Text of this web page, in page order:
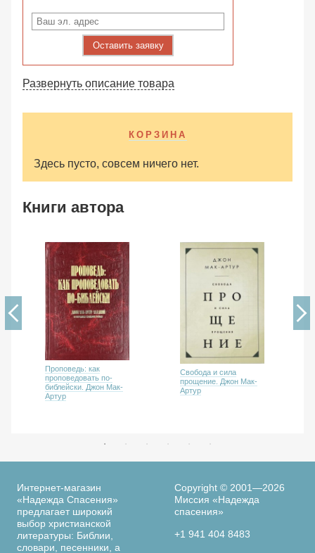
Оставить заявку
Развернуть описание товара
КОРЗИНА
Здесь пусто, совсем ничего нет.
Книги автора
Проповедь: как
проповедовать по-
библейски. Джон Мак-
Артур
Свобода и сила
прощение. Джон Мак-
Артур
Интернет-магазин
«Надежда Спасения»
предлагает широкий
выбор христианской
литературы: Библии,
словари, песенники, а
Copyright © 2001—2026
Миссия «Надежда
спасения»
+1 941 404 8483